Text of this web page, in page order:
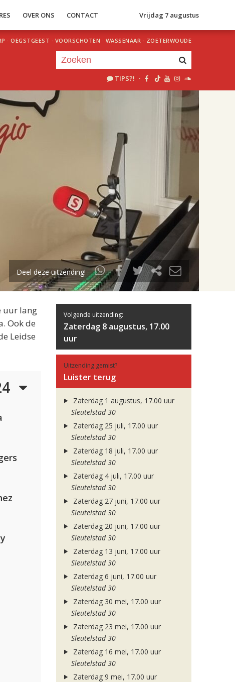
OVER ONS CONTACT Vrijdag 7 augustus
· OEGSTGEEST · VOORSCHOTEN · WASSENAAR · ZOETERWOUDE
TIPS?! ·
uur 1 van 2
Volgend uur
Deel deze uitzending!
uur lang
Ook de
Leidse
Volgende uitzending:
Zaterdag 8 augustus, 17.00
uur
Uitzending gemist?
Luister terug
Zaterdag 1 augustus, 17.00 uur
Sleutelstad 30
Zaterdag 25 juli, 17.00 uur
Sleutelstad 30
Zaterdag 18 juli, 17.00 uur
Sleutelstad 30
Zaterdag 4 juli, 17.00 uur
Sleutelstad 30
Zaterdag 27 juni, 17.00 uur
Sleutelstad 30
Zaterdag 20 juni, 17.00 uur
Sleutelstad 30
Zaterdag 13 juni, 17.00 uur
Sleutelstad 30
Zaterdag 6 juni, 17.00 uur
Sleutelstad 30
Zaterdag 30 mei, 17.00 uur
Sleutelstad 30
Zaterdag 23 mei, 17.00 uur
Sleutelstad 30
Zaterdag 16 mei, 17.00 uur
Sleutelstad 30
Zaterdag 9 mei, 17.00 uur